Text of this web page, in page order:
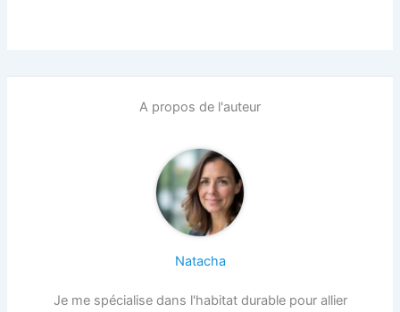
A propos de l'auteur
Natacha
Je me spécialise dans l'habitat durable pour allier